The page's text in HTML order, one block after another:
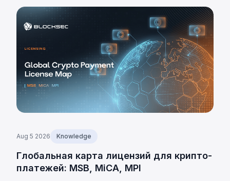
Aug 5 2026 Knowledge
Глобальная карта лицензий для крипто-
платежей: MSB, MiCA, MPI